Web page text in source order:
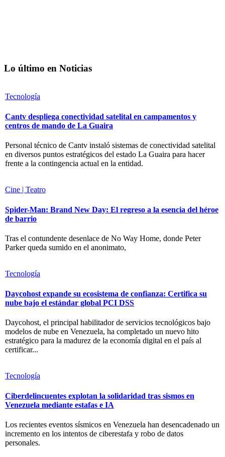
Lo último en Noticias
Tecnología
Cantv despliega conectividad satelital en campamentos y
centros de mando de La Guaira
Personal técnico de Cantv instaló sistemas de conectividad satelital
en diversos puntos estratégicos del estado La Guaira para hacer
frente a la contingencia actual en la entidad.
Cine | Teatro
Spider-Man: Brand New Day: El regreso a la esencia del héroe
de barrio
Tras el contundente desenlace de No Way Home, donde Peter
Parker queda sumido en el anonimato,
Tecnología
Daycohost expande su ecosistema de confianza: Certifica su
nube bajo el estándar global PCI DSS
Daycohost, el principal habilitador de servicios tecnológicos bajo
modelos de nube en Venezuela, ha completado un nuevo hito
estratégico para la madurez de la economía digital en el país al
certificar...
Tecnología
Ciberdelincuentes explotan la solidaridad tras sismos en
Venezuela mediante estafas e IA
Los recientes eventos sísmicos en Venezuela han desencadenado un
incremento en los intentos de ciberestafa y robo de datos
personales.